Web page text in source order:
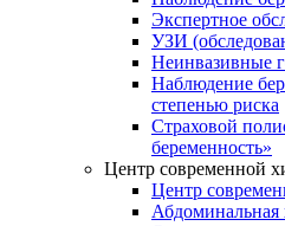
Экспертное
УЗИ
Неинвазивные
Наблюдение
степенью риска
Страховой
беременность»
Центр современной
Центр
Абдоминальная